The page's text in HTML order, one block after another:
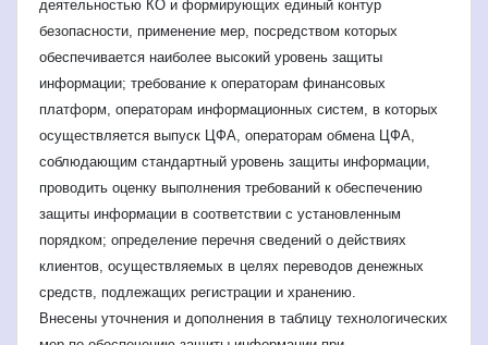
деятельностью КО и формирующих единый контур
безопасности, применение мер, посредством которых
обеспечивается наиболее высокий уровень защиты
информации; требование к операторам финансовых
платформ, операторам информационных систем, в которых
осуществляется выпуск ЦФА, операторам обмена ЦФА,
соблюдающим стандартный уровень защиты информации,
проводить оценку выполнения требований к обеспечению
защиты информации в соответствии с установленным
порядком; определение перечня сведений о действиях
клиентов, осуществляемых в целях переводов денежных
средств, подлежащих регистрации и хранению.
Внесены уточнения и дополнения в таблицу технологических